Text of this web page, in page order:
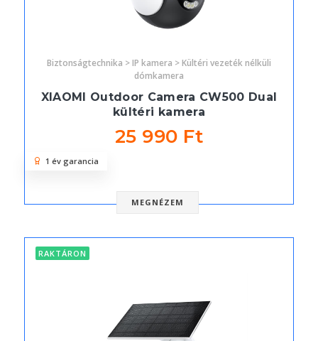
Biztonságtechnika > IP kamera > Kültéri vezeték nélküli
dómkamera
XIAOMI Outdoor Camera CW500 Dual
kültéri kamera
25 990 Ft
MEGNÉZEM
1 év garancia
RAKTÁRON